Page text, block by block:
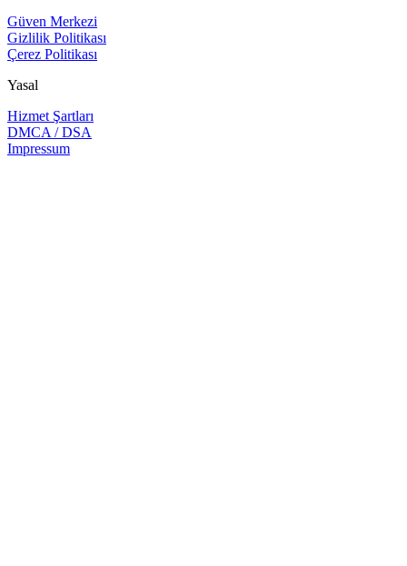
Güven Merkezi
Gizlilik Politikası
Çerez Politikası
Yasal
Hizmet Şartları
DMCA / DSA
Impressum